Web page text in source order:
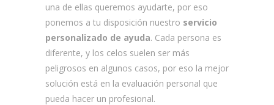
una de ellas queremos ayudarte, por eso
ponemos a tu disposición nuestro servicio
personalizado de ayuda. Cada persona es
diferente, y los celos suelen ser más
peligrosos en algunos casos, por eso la mejor
solución está en la evaluación personal que
pueda hacer un profesional.